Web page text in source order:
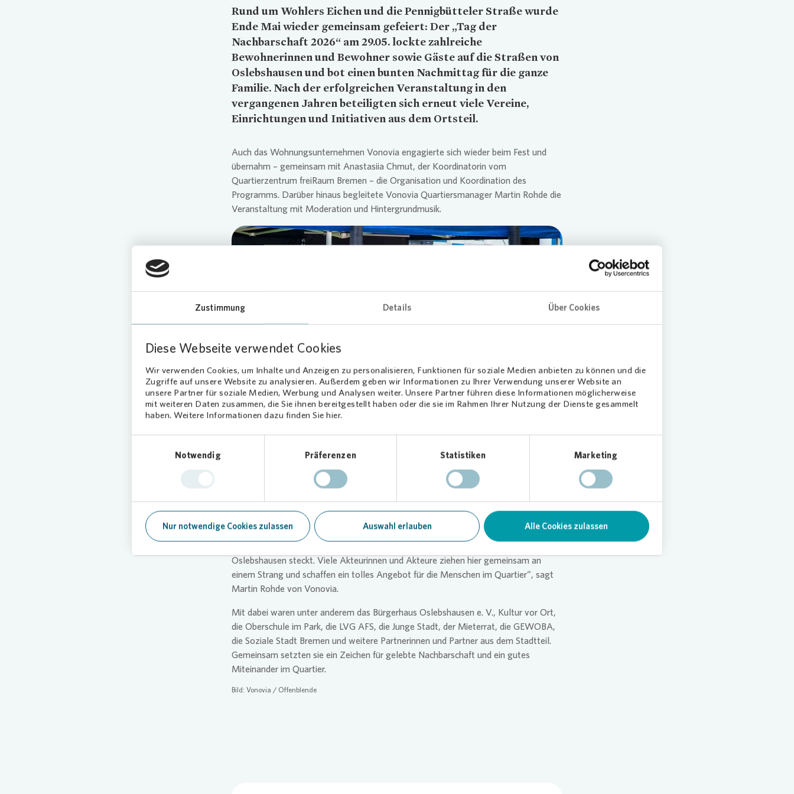
Zustimmung Details Über Cookies
Diese Webseite verwendet Cookies
Wir verwenden Cookies, um Inhalte und Anzeigen zu personalisieren, Funktionen für soziale Medien anbieten zu können und die
Zugriffe auf unsere Website zu analysieren. Außerdem geben wir Informationen zu Ihrer Verwendung unserer Website an
unsere Partner für soziale Medien, Werbung und Analysen weiter. Unsere Partner führen diese Informationen möglicherweise
mit weiteren Daten zusammen, die Sie ihnen bereitgestellt haben oder die sie im Rahmen Ihrer Nutzung der Dienste gesammelt
haben. Weitere Informationen dazu finden Sie hier.
Notwendig
Präferenzen Statistiken Marketing
Nur notwendige Cookies zulassen Auswahl erlauben Alle Cookies zulassen
Rund um Wohlers Eichen und die Pennigbütteler Straße wurde
Ende Mai wieder gemeinsam gefeiert: Der „Tag der
Nachbarschaft 2026“ am 29.05. lockte zahlreiche
Bewohnerinnen und Bewohner sowie Gäste auf die Straßen von
Oslebshausen und bot einen bunten Nachmittag für die ganze
Familie. Nach der erfolgreichen Veranstaltung in den
vergangenen Jahren beteiligten sich erneut viele Vereine,
Einrichtungen und Initiativen aus dem Ortsteil.
Auch das Wohnungsunternehmen Vonovia engagierte sich wieder beim Fest und
übernahm – gemeinsam mit Anastasiia Chmut, der Koordinatorin vom
Quartierzentrum freiRaum Bremen – die Organisation und Koordination des
Programms. Darüber hinaus begleitete Vonovia Quartiersmanager Martin Rohde die
Veranstaltung mit Moderation und Hintergrundmusik.
Buntes Programm für Groß und Klein
dem Musik-Duo „Xtreme Acoustix“, einem Kinderchor, Spielstationen,
Wohl war bestens gesorgt. Besonders beliebt bei den kleinen Gästen: der Eiswagen,
denVonoviafür das Fest finanzierte.
Oslebshausen steckt. Viele Akteurinnen und Akteure ziehen hier gemeinsam an
einem Strang und schaffen ein tolles Angebot für die Menschen im Quartier“, sagt
Martin Rohde von Vonovia.
Mit dabei waren unter anderem das Bürgerhaus Oslebshausen e. V., Kultur vor Ort,
die Oberschule im Park, die LVG AFS, die Junge Stadt, der Mieterrat, die GEWOBA,
die Soziale Stadt Bremen und weitere Partnerinnen und Partner aus dem Stadtteil.
Gemeinsam setzten sie ein Zeichen für gelebte Nachbarschaft und ein gutes
Miteinander im Quartier.
Bild: Vonovia / Offenblende